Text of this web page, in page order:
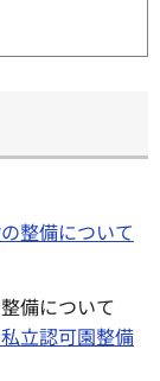
整備について
備について
立認可園整備